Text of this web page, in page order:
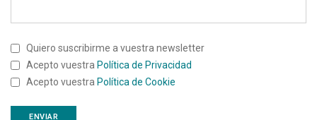
Quiero suscribirme a vuestra newsletter
Acepto vuestra Política de Privacidad
Acepto vuestra Política de Cookie